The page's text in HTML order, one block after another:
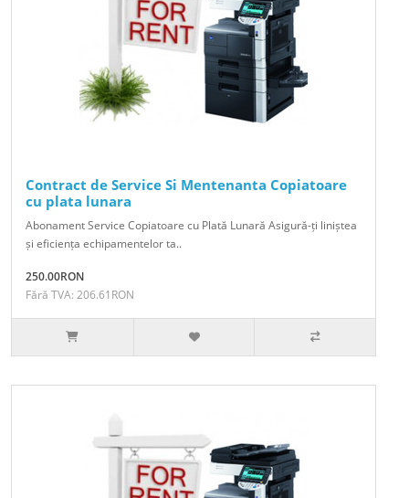
Contract de Service Si Mentenanta Copiatoare
cu plata lunara
Abonament Service Copiatoare cu Plată Lunară Asigură-ți liniștea
și eficiența echipamentelor ta..
250.00RON
Fără TVA: 206.61RON